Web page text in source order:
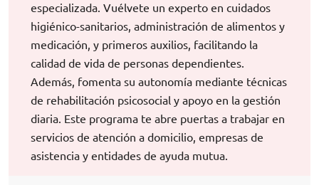
especializada. Vuélvete un experto en cuidados
higiénico-sanitarios, administración de alimentos y
medicación, y primeros auxilios, facilitando la
calidad de vida de personas dependientes.
Además, fomenta su autonomía mediante técnicas
de rehabilitación psicosocial y apoyo en la gestión
diaria. Este programa te abre puertas a trabajar en
servicios de atención a domicilio, empresas de
asistencia y entidades de ayuda mutua.